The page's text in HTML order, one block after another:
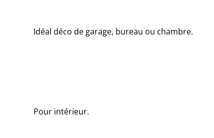
Idéal déco de garage, bureau ou chambre.
Pour intérieur.